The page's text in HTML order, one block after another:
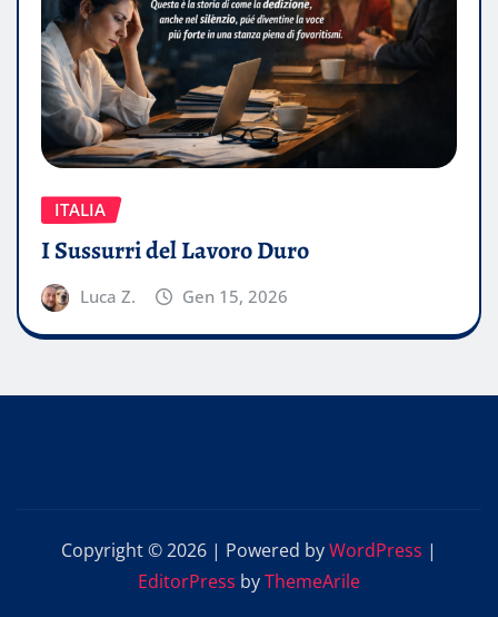
ITALIA
I Sussurri del Lavoro Duro
Luca Z. Gen 15, 2026
Copyright © 2026 | Powered byWordPress |
EditorPress byThemeArile